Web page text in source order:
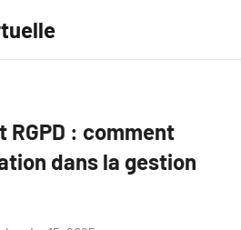
RGPD : comment
dans la gestion